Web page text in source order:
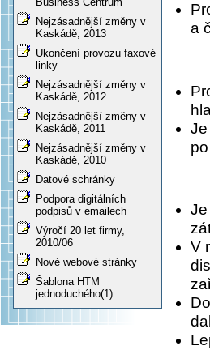
Nejzásadnější změny v
Kaskádě, 2013
Ukončení provozu faxové
linky
Nejzásadnější změny v
Kaskádě, 2012
Nejzásadnější změny v
Kaskádě, 2011
Nejzásadnější změny v
Kaskádě, 2010
Datové schránky
Podpora digitálních
podpisů v emailech
Výročí 20 let firmy,
2010/06
Nové webové stránky
Šablona HTM
jednoduchého(1)
a
V